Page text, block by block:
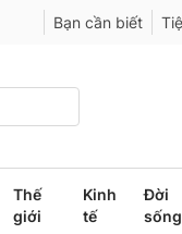
Bạn cần biết
Thế
giới
Kinh
tế
Đời
sống